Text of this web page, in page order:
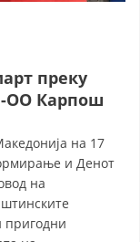
преку
ОО Карпош
на 17
и Денот
на
пригодни